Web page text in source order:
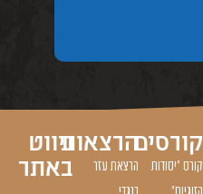
קורסים
קורס "יסודות
הרצאות
הרצאת עזר
ניווט
באתר